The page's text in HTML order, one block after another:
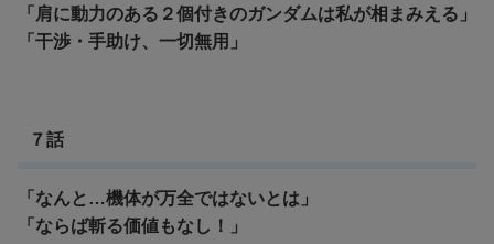
「肩に動力のある２個付きのガンダムは私が相まみえる」
「干渉・手助け、一切無用」
７話
「なんと…機体が万全ではないとは」
「ならば斬る価値もなし！」